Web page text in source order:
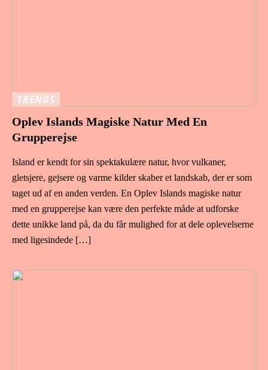
TRENDS
Oplev Islands Magiske Natur Med En
Grupperejse
Island er kendt for sin spektakulære natur, hvor vulkaner,
gletsjere, gejsere og varme kilder skaber et landskab, der er som
taget ud af en anden verden. En Oplev Islands magiske natur
med en grupperejse kan være den perfekte måde at udforske
dette unikke land på, da du får mulighed for at dele oplevelserne
med ligesindede […]